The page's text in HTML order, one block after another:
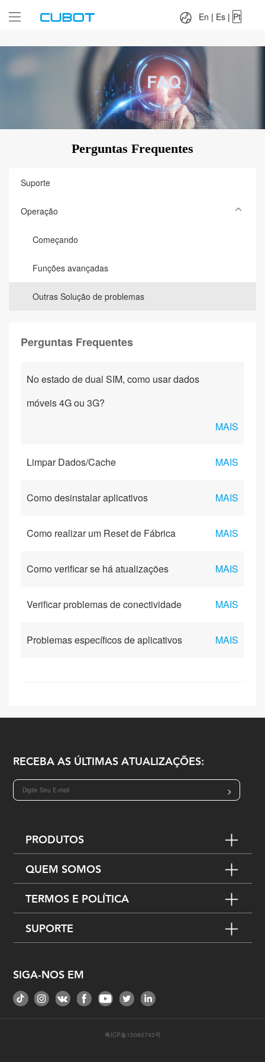
En | Es | Pt
Perguntas Frequentes
Suporte
Operação
Começando
Funções avançadas
Outras Solução de problemas
Perguntas Frequentes
No estado de dual SIM, como usar dados
móveis 4G ou 3G?
MAIS
Limpar Dados/Cache MAIS
Como desinstalar aplicativos MAIS
Como realizar um Reset de Fábrica MAIS
Como verificar se há atualizações MAIS
Verificar problemas de conectividade MAIS
Problemas específicos de aplicativos MAIS
RECEBA AS ÚLTIMAS ATUALIZAÇÕES:
>
PRODUTOS
QUEM SOMOS
TERMOS E POLÍTICA
SUPORTE
SIGA-NOS EM
粤ICP备15080743号